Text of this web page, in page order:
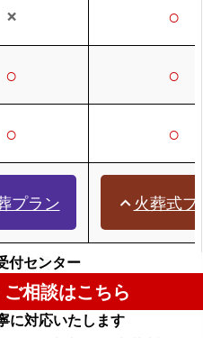
比較表
× ○
○ ○
○ ○
プラン expand_less火葬式
付センター
相談はこちら
に対応いたします